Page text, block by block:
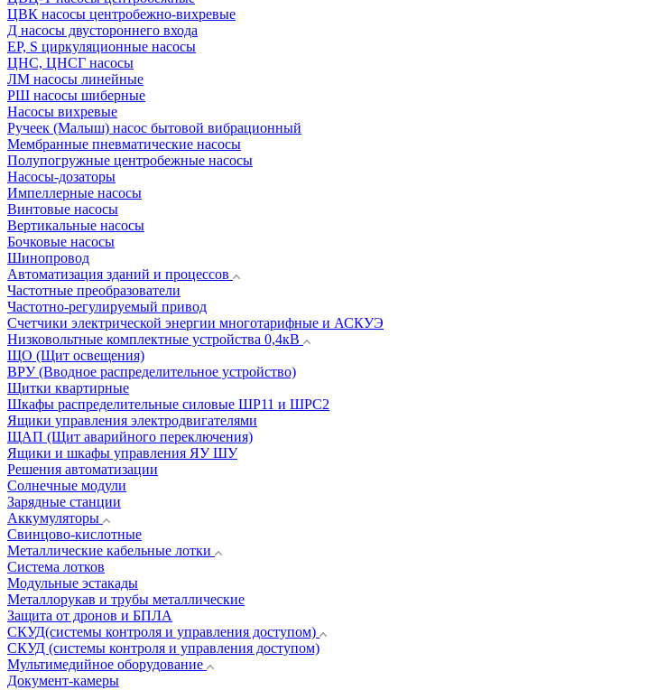
ЦВК насосы центробежно-вихревые
Д насосы двустороннего входа
EP, S циркуляционные насосы
ЦНС, ЦНСГ насосы
ЛМ насосы линейные
РШ насосы шиберные
Насосы вихревые
Ручеек (Малыш) насос бытовой вибрационный
Мембранные пневматические насосы
Полупогружные центробежные насосы
Насосы-дозаторы
Импеллерные насосы
Винтовые насосы
Вертикальные насосы
Бочковые насосы
Шинопровод
Автоматизация зданий и процессов
Частотные преобразователи
Частотно-регулируемый привод
Счетчики электрической энергии многотарифные и АСКУЭ
Низковольтные комплектные устройства 0,4кВ
ЩО (Щит освещения)
ВРУ (Вводное распределительное устройство)
Щитки квартирные
Шкафы распределительные силовые ШР11 и ШРС2
Ящики управления электродвигателями
ЩАП (Щит аварийного переключения)
Ящики и шкафы управления ЯУ ШУ
Решения автоматизации
Солнечные модули
Зарядные станции
Аккумуляторы
Свинцово-кислотные
Металлические кабельные лотки
Система лотков
Модульные эстакады
Металлорукав и трубы металлические
Защита от дронов и БПЛА
СКУД(системы контроля и управления доступом)
СКУД (системы контроля и управления доступом)
Мультимедийное оборудование
Документ-камеры